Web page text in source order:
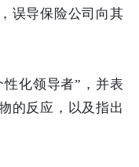
误导保险公司向其
化领导者”，并表
的反应，以及指出